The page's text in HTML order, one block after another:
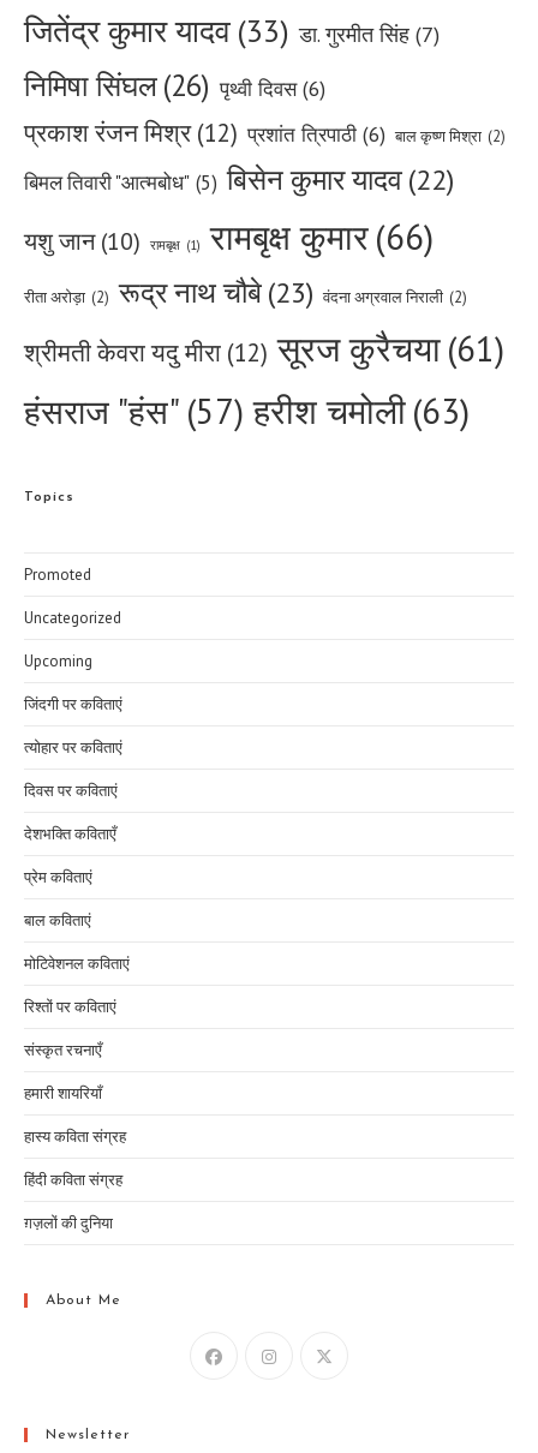
जितेंद्र कुमार यादव (33) डा. गुरमीत सिंह (7)
निमिषा सिंघल(26) पृथ्वी दिवस (6)
प्रकाश रंजन मिश्र (12) प्रशांत त्रिपाठी (6) बाल कृष्ण मिश्रा (2)
बिमल तिवारी "आत्मबोध" (5) बिसेन कुमार यादव(22)
यशु जान (10) रामबृक्ष (1) रामबृक्ष कुमार(66)
रीता अरोड़ा (2) रूद्र नाथ चौबे(23) वंदना अग्रवाल निराली (2)
श्रीमती केवरा यदु मीरा (12) सूरज कुरैचया(61)
हंसराज "हंस" (57) हरीश चमोली(63)
Topics
Promoted
Uncategorized
Upcoming
जिंदगी पर कविताएं
त्योहार पर कविताएं
दिवस पर कविताएं
देशभक्ति कविताएँ
प्रेम कविताएं
बाल कविताएं
मोटिवेशनल कविताएं
रिश्तों पर कविताएं
संस्कृत रचनाएँ
हमारी शायरियाँ
हास्य कविता संग्रह
हिंदी कविता संग्रह
ग़ज़लों की दुनिया
About Me
Newsletter